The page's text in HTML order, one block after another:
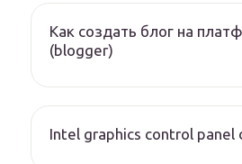
Как создать блог на
(blogger)
Intel graphics control panel